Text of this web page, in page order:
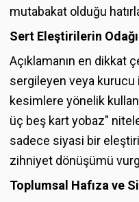
mutabakat olduğu
Sert Eleştirilerin
Açıklamanın en dikkat
sergileyen veya
kesimlere yönelik
üç beş kart yobaz"
sadece siyasi bir
zihniyet dönüşümü
Toplumsal Hafıza ve